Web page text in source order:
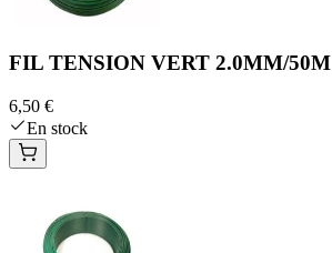
FIL TENSION VERT 2.0MM/50M
6,50 €
En stock